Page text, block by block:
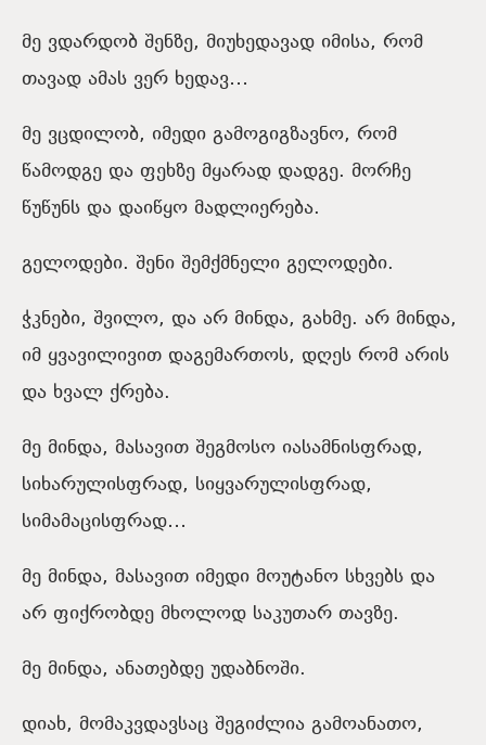
მე ვდარდობ შენზე, მიუხედავად იმისა, რომ
თავად ამას ვერ ხედავ…
მე ვცდილობ, იმედი გამოგიგზავნო, რომ
წამოდგე და ფეხზე მყარად დადგე. მორჩე
წუწუნს და დაიწყო მადლიერება.
გელოდები. შენი შემქმნელი გელოდები.
ჭკნები, შვილო, და არ მინდა, გახმე. არ მინდა,
იმ ყვავილივით დაგემართოს, დღეს რომ არის
და ხვალ ქრება.
მე მინდა, მასავით შეგმოსო იასამნისფრად,
სიხარულისფრად, სიყვარულისფრად,
სიმამაცისფრად…
მე მინდა, მასავით იმედი მოუტანო სხვებს და
არ ფიქრობდე მხოლოდ საკუთარ თავზე.
მე მინდა, ანათებდე უდაბნოში.
დიახ, მომაკვდავსაც შეგიძლია გამოანათო,